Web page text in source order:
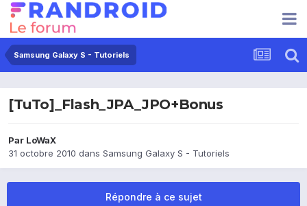
Samsung Galaxy S - Tutoriels
[TuTo]_Flash_JPA_JPO+Bonus
Par LoWaX
31 octobre 2010 dans Samsung Galaxy S - Tutoriels
Répondre à ce sujet